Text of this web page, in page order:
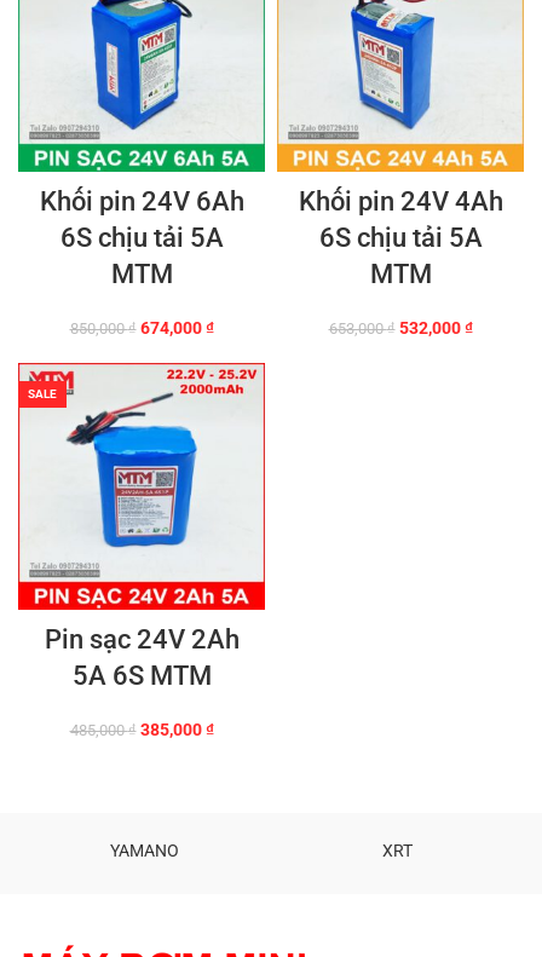
Khối pin 24V 6Ah
6S chịu tải 5A
MTM
850,000₫ Giá
là:
850,000 ₫.
674,000₫Giá
tại
là:
Khối pin 24V 4Ah
6S chịu tải 5A
MTM
653,000₫ Giá
532,000₫Giá
SALE
Pin sạc 24V 2Ah
5A 6S MTM
485,000₫ Giá
385,000₫Giá
YAMANO
XRT